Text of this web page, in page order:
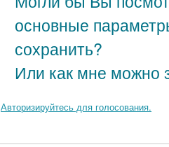
основные
сохранить?
Или как мне можно
Авторизируйтесь для голосования.